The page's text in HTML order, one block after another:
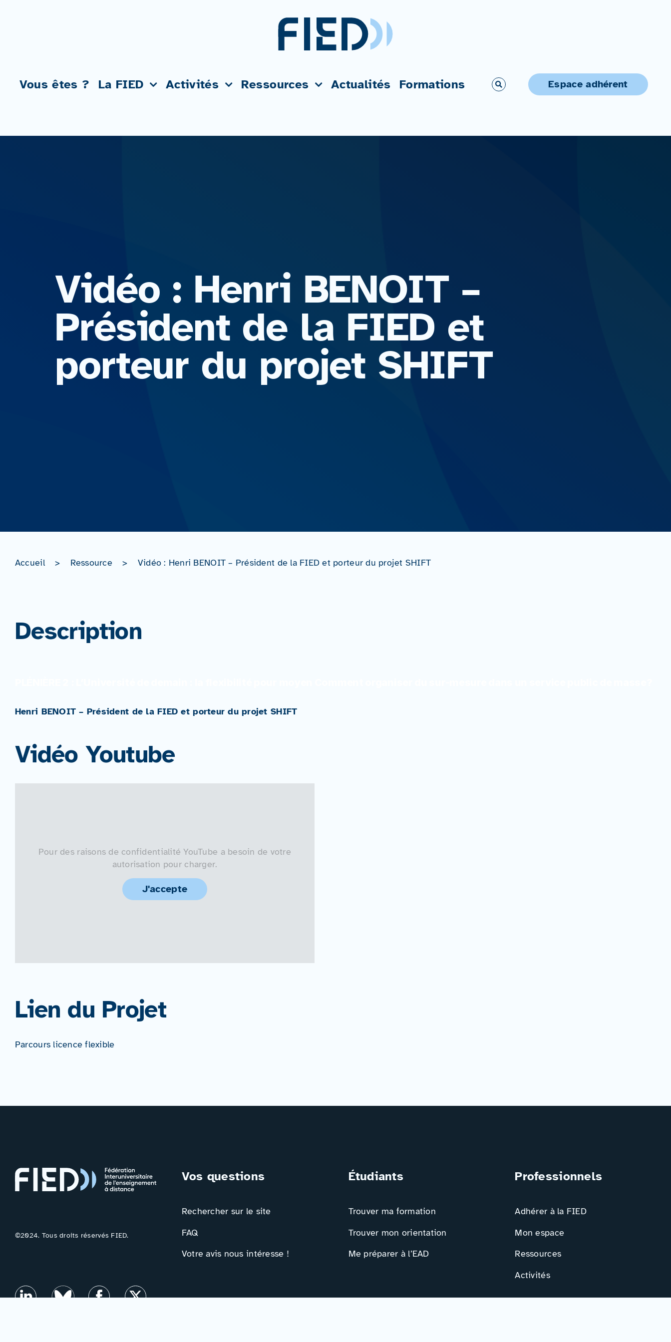
Vous êtes ? La FIED Activités Ressources Actualités Formations Espace adhérent
Vidéo : Henri BENOIT –
Président de la FIED et
porteur du projet SHIFT
Accueil > Ressource > Vidéo : Henri BENOIT – Président de la FIED et porteur du projet SHIFT
Description
Henri BENOIT – Président de la FIED et porteur du projet SHIFT
Vidéo Youtube
Pour des raisons de confidentialité YouTube a besoin de votre
autorisation pour charger.
J'accepte
Lien du Projet
Parcours licence flexible
©2024. Tous droits réservés FIED.
Vos questions
Rechercher sur le site
FAQ
Votre avis nous intéresse !
Contacts
Étudiants
Trouver ma formation
Trouver mon orientation
Me préparer à l’EAD
Ressources
Professionnels
Adhérer à la FIED
Mon espace
Ressources
Activités